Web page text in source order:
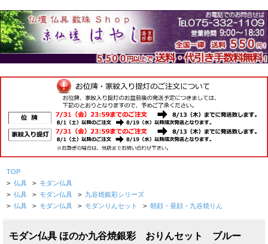
TOP
> 仏具 > モダン仏具
> 仏具 > モダン仏具 > 九谷焼銀彩シリーズ
> 仏具 > モダン仏具 > モダンりんセット > 朝顔・昼顔・九谷焼りん
モダン仏具 ほのか九谷焼銀彩 おりんセット ブルー